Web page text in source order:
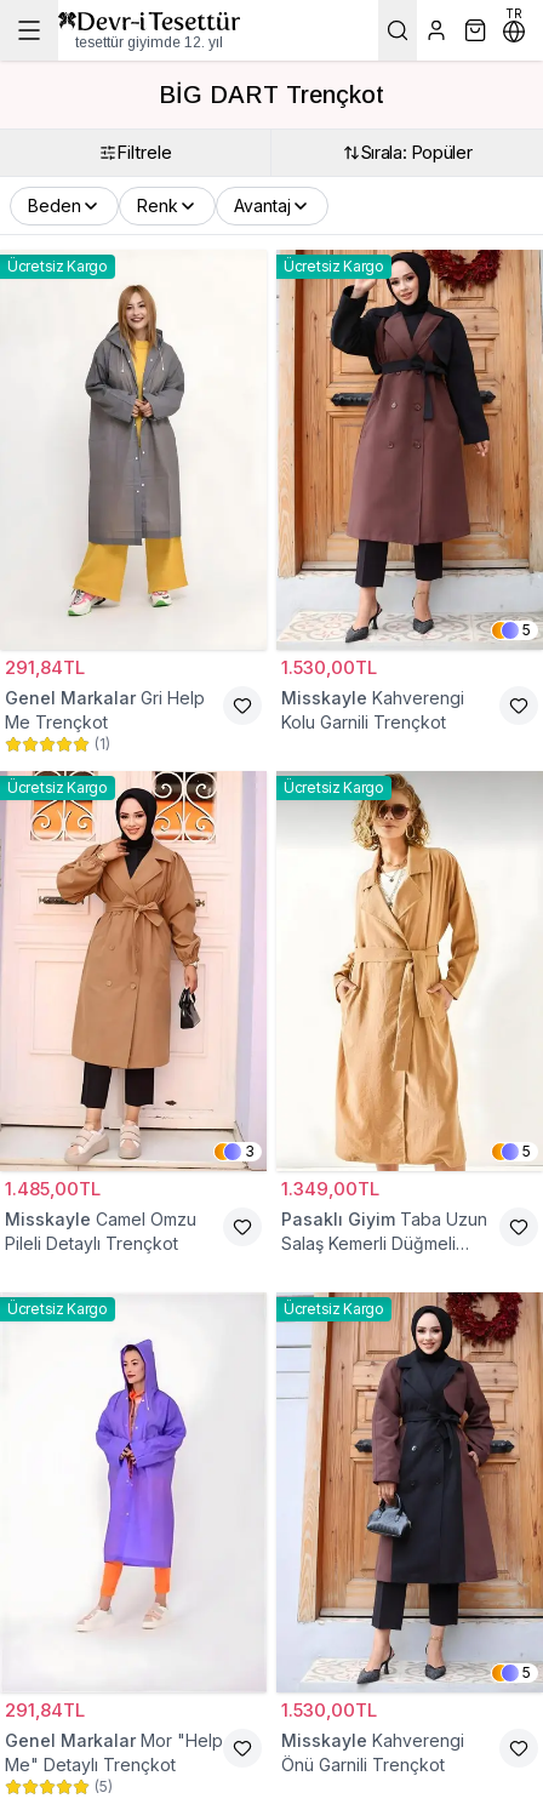
tesettür giyimde 12. yıl
TR
BİG DART Trençkot
Filtrele Sırala: Popüler
Beden Renk Avantaj
Ücretsiz Kargo
291,84TL
Genel Markalar Gri Help
Me Trençkot
(1)
Ücretsiz Kargo
5
1.530,00TL
Misskayle Kahverengi
Kolu Garnili Trençkot
Ücretsiz Kargo
3
1.485,00TL
Misskayle Camel Omzu
Pileli Detaylı Trençkot
Ücretsiz Kargo
5
1.349,00TL
Pasaklı Giyim Taba Uzun
Salaş Kemerli Düğmeli
Ücretsiz Kargo
291,84TL
Genel Markalar Mor "Help
Me" Detaylı Trençkot
(5)
Ücretsiz Kargo
5
1.530,00TL
Misskayle Kahverengi
Önü Garnili Trençkot